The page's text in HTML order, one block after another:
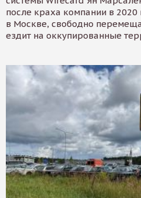
после краха компании в 2020
в Москве, свободно
ездит на оккупированные